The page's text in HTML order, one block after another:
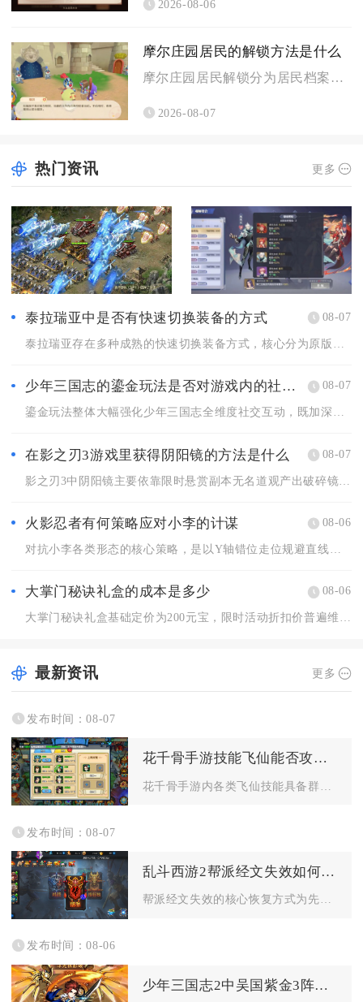
2026-08-06
摩尔庄园居民的解锁方法是什么
摩尔庄园居民解锁分为居民档案图鉴点亮与家园来访解锁两大核心途...
2026-08-07
热门资讯 更多
泰拉瑞亚中是否有快速切换装备的方式 08-07
少年三国志的鎏金玩法是否对游戏内的社交互动有影响 08-07
鎏金玩法整体大幅强化少年三国志全维度社交互动，既加深军团内部...
在影之刃3游戏里获得阴阳镜的方法是什么 08-07
火影忍者有何策略应对小李的计谋 08-06
大掌门秘诀礼盒的成本是多少 08-06
大掌门秘诀礼盒基础定价为200元宝，限时活动折扣价普遍维持6...
最新资讯 更多
发布时间：08-07
花千骨手游技能飞仙能否攻击多个敌人
发布时间：08-07
乱斗西游2帮派经文失效如何恢复
帮派经文失效的核心恢复方式为先补足帮派经文阁维护所需的帮派经...
发布时间：08-06
少年三国志2中吴国紫金3阵容怎么打